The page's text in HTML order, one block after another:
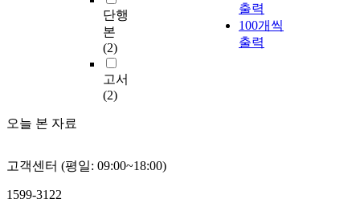
단행
본
(2)
고서
(2)
오늘 본 자료
출력
100개씩
출력
고객센터 (평일: 09:00~18:00)
1599-3122